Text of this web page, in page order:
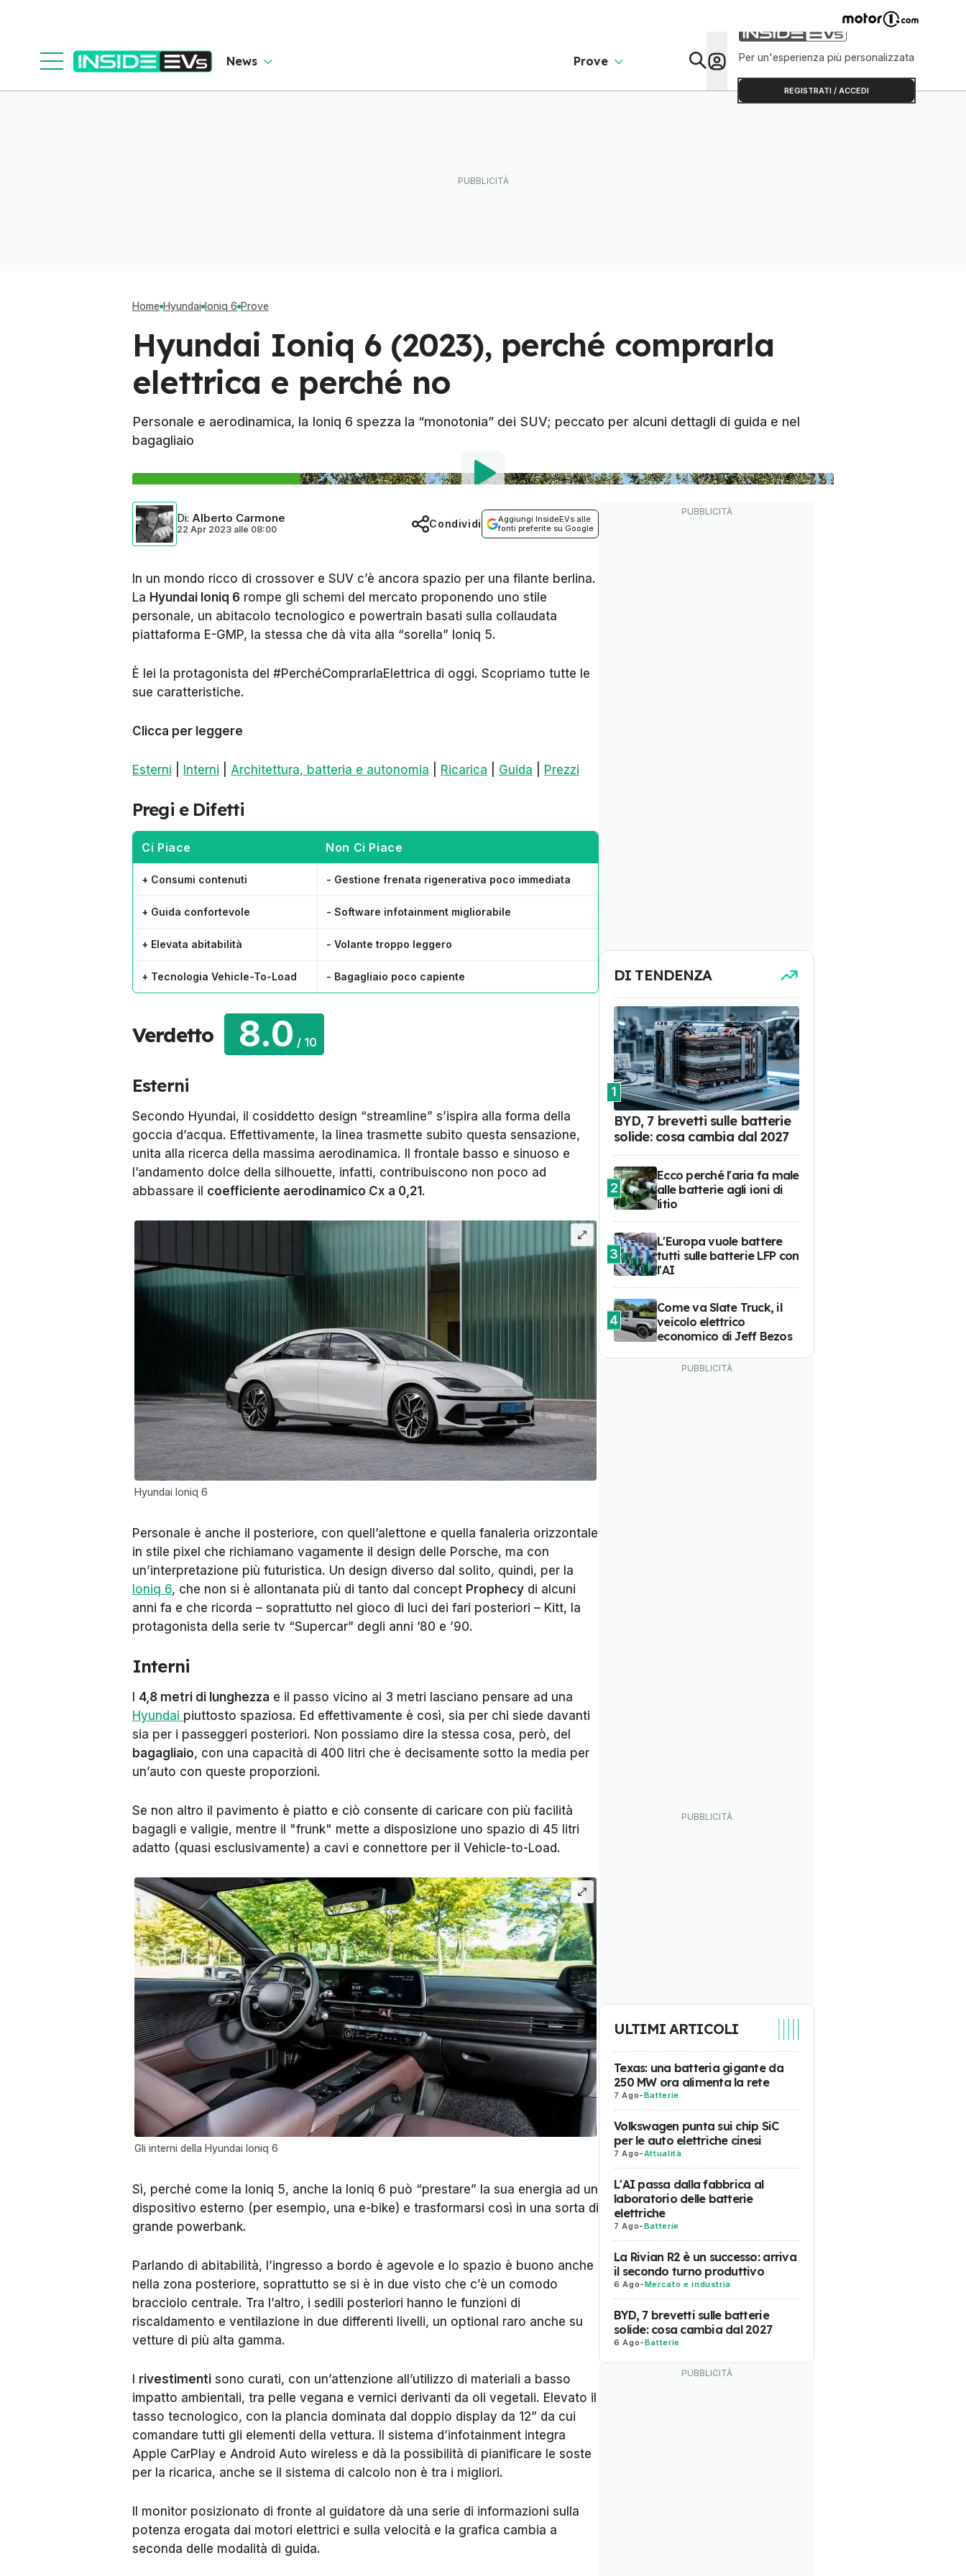
News Prove Per un'esperienza più personalizzata
REGISTRATI / ACCEDI
Home Hyundai Ioniq 6 Prove
Hyundai Ioniq 6 (2023), perché comprarla
elettrica e perché no
Personale e aerodinamica, la Ioniq 6 spezza la “monotonia” dei SUV; peccato per alcuni dettagli di guida e nel
bagagliaio
Di: Alberto Carmone
22 Apr 2023 alle 08:00
Aggiungi InsideEVs alle
fonti preferite su Google
Condividi
In un mondo ricco di crossover e SUV c’è ancora spazio per una filante berlina.
La Hyundai Ioniq 6 rompe gli schemi del mercato proponendo uno stile
personale, un abitacolo tecnologico e powertrain basati sulla collaudata
piattaforma E-GMP, la stessa che dà vita alla “sorella” Ioniq 5.
È lei la protagonista del #PerchéComprarlaElettrica di oggi. Scopriamo tutte le
sue caratteristiche.
Clicca per leggere
Esterni Interni Architettura, batteria e autonomia Ricarica Guida Prezzi
Pregi e Difetti
Ci Piace Non Ci Piace
+ Consumi contenuti - Gestione frenata rigenerativa poco immediata
+ Guida confortevole - Software infotainment migliorabile
+ Elevata abitabilità - Volante troppo leggero
+ Tecnologia Vehicle-To-Load - Bagagliaio poco capiente
Verdetto 8.0 / 10
Esterni
Secondo Hyundai, il cosiddetto design “streamline” s’ispira alla forma della
goccia d’acqua. Effettivamente, la linea trasmette subito questa sensazione,
unita alla ricerca della massima aerodinamica. Il frontale basso e sinuoso e
l’andamento dolce della silhouette, infatti, contribuiscono non poco ad
abbassare il coefficiente aerodinamico Cx a 0,21 .
Hyundai Ioniq 6
Personale è anche il posteriore, con quell’alettone e quella fanaleria orizzontale
in stile pixel che richiamano vagamente il design delle Porsche, ma con
un’interpretazione più futuristica. Un design diverso dal solito, quindi, per la
Ioniq 6, che non si è allontanata più di tanto dal concept Prophecy di alcuni
anni fa e che ricorda – soprattutto nel gioco di luci dei fari posteriori – Kitt, la
protagonista della serie tv “Supercar” degli anni ’80 e ’90.
Interni
I 4,8 metri di lunghezza e il passo vicino ai 3 metri lasciano pensare ad una
Hyundai piuttosto spaziosa. Ed effettivamente è così, sia per chi siede davanti
sia per i passeggeri posteriori. Non possiamo dire la stessa cosa, però, del
bagagliaio, con una capacità di 400 litri che è decisamente sotto la media per
un’auto con queste proporzioni.
Se non altro il pavimento è piatto e ciò consente di caricare con più facilità
bagagli e valigie, mentre il "frunk" mette a disposizione uno spazio di 45 litri
adatto (quasi esclusivamente) a cavi e connettore per il Vehicle-to-Load.
Gli interni della Hyundai Ioniq 6
Sì, perché come la Ioniq 5, anche la Ioniq 6 può “prestare” la sua energia ad un
dispositivo esterno (per esempio, una e-bike) e trasformarsi così in una sorta di
grande powerbank.
Parlando di abitabilità, l’ingresso a bordo è agevole e lo spazio è buono anche
nella zona posteriore, soprattutto se si è in due visto che c’è un comodo
bracciolo centrale. Tra l’altro, i sedili posteriori hanno le funzioni di
riscaldamento e ventilazione in due differenti livelli, un optional raro anche su
vetture di più alta gamma.
rivestimenti sono curati, con un’attenzione all’utilizzo di materiali a basso
impatto ambientali, tra pelle vegana e vernici derivanti da oli vegetali. Elevato il
tasso tecnologico, con la plancia dominata dal doppio display da 12” da cui
comandare tutti gli elementi della vettura. Il sistema d’infotainment integra
Apple CarPlay e Android Auto wireless e dà la possibilità di pianificare le soste
per la ricarica, anche se il sistema di calcolo non è tra i migliori.
Il monitor posizionato di fronte al guidatore dà una serie di informazioni sulla
potenza erogata dai motori elettrici e sulla velocità e la grafica cambia a
seconda delle modalità di guida.
DI TENDENZA
1
BYD, 7 brevetti sulle batterie
solide: cosa cambia dal 2027
2
Ecco perché l'aria fa male
alle batterie agli ioni di
litio
3
L'Europa vuole battere
tutti sulle batterie LFP con
l'AI
4
Come va Slate Truck, il
veicolo elettrico
economico di Jeff Bezos
ULTIMI ARTICOLI
Texas: una batteria gigante da
250 MW ora alimenta la rete
7 Ago-Batterie
Volkswagen punta sui chip SiC
per le auto elettriche cinesi
7 Ago-Attualità
L'AI passa dalla fabbrica al
laboratorio delle batterie
elettriche
7 Ago-Batterie
La Rivian R2 è un successo: arriva
il secondo turno produttivo
6 Ago-Mercato e industria
BYD, 7 brevetti sulle batterie
solide: cosa cambia dal 2027
6 Ago-Batterie